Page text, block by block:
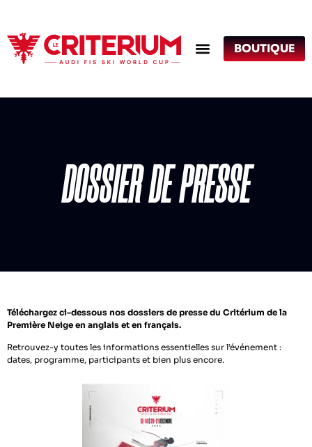
BOUTIQUE
DOSSIER DE PRESSE
Téléchargez ci-dessous nos dossiers de presse du Critérium de la
Première Neige en anglais et en français.
Retrouvez-y toutes les informations essentielles sur l’événement :
dates, programme, participants et bien plus encore.